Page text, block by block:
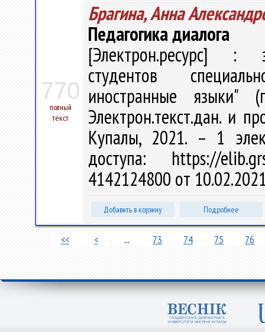
770
полный
текст
Брагина, Анна
Педагогика диалога
[Электрон.ресурс] :
студентов
иностранные
Электрон.текст.дан. и
Купалы, 2021. – 1
доступа: https://
4142124800 от
Добавить в корзину Подробнее
<< < ... 73 74 75 76